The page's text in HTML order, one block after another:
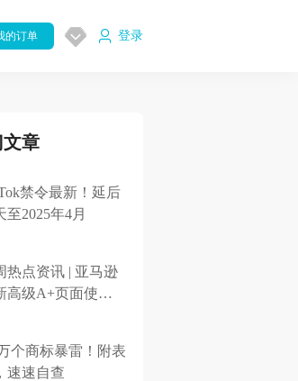
的订单 登录
章
禁令最新！延后
至2025年4月
热点资讯 | 亚马逊
高级A+页面使用
个商标暴雷！附表
速速自查